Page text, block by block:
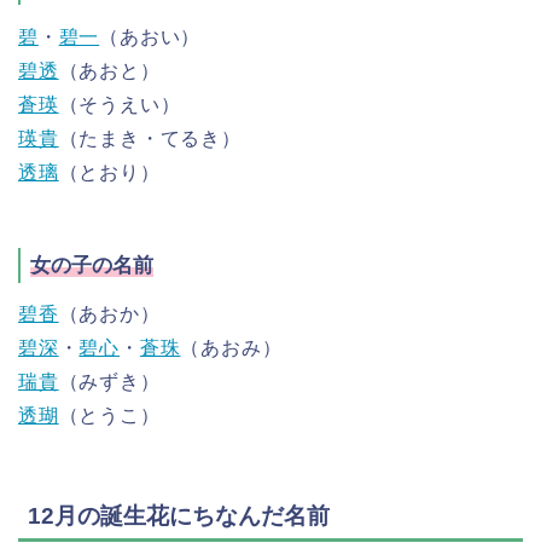
碧 ・ 碧一
（あおい）
碧透 （あおと）
蒼瑛 （そうえい）
瑛貴 （たまき・てるき）
透璃 （とおり）
女の子の名前
碧香 （あおか）
碧深 ・碧心 ・ 蒼珠 （あおみ）
瑞貴 （みずき）
透瑚
（とうこ）
12月の誕生花にちなんだ名前